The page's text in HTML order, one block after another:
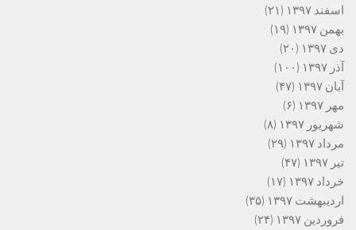
اسفند ۱۳۹۷
(۲۱)
بهمن ۱۳۹۷
(۱۹)
دی ۱۳۹۷
(۲۰)
آذر ۱۳۹۷
(۱۰۰)
آبان ۱۳۹۷
(۴۷)
مهر ۱۳۹۷
(۶)
شهریور ۱۳۹۷
(۸)
مرداد ۱۳۹۷
(۲۹)
تیر ۱۳۹۷
(۴۷)
خرداد ۱۳۹۷
(۱۷)
اردیبهشت ۱۳۹۷
(۳۵)
فروردین ۱۳۹۷
(۲۴)